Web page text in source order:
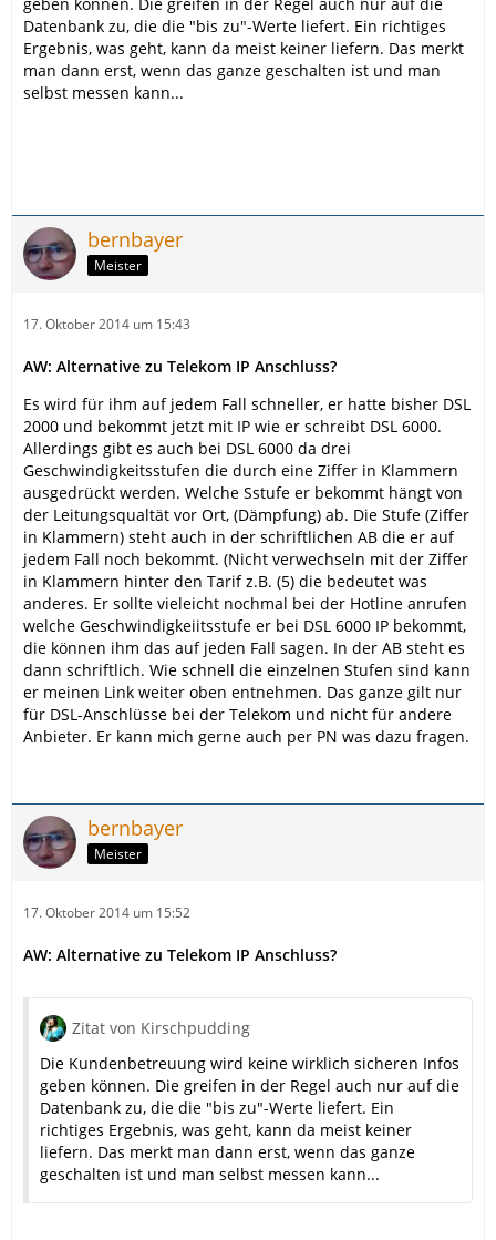
Datenbank zu, die die "bis zu"-Werte liefert. Ein richtiges
Ergebnis, was geht, kann da meist keiner liefern. Das merkt
man dann erst, wenn das ganze geschalten ist und man
selbst messen kann...
bernbayer
Meister
17. Oktober 2014 um 15:43
AW: Alternative zu Telekom IP Anschluss?
Es wird für ihm auf jedem Fall schneller, er hatte bisher DSL
2000 und bekommt jetzt mit IP wie er schreibt DSL 6000.
Allerdings gibt es auch bei DSL 6000 da drei
Geschwindigkeitsstufen die durch eine Ziffer in Klammern
ausgedrückt werden. Welche Sstufe er bekommt hängt von
der Leitungsqualtät vor Ort, (Dämpfung) ab. Die Stufe (Ziffer
in Klammern) steht auch in der schriftlichen AB die er auf
jedem Fall noch bekommt. (Nicht verwechseln mit der Ziffer
in Klammern hinter den Tarif z.B. (5) die bedeutet was
anderes. Er sollte vieleicht nochmal bei der Hotline anrufen
welche Geschwindigkeiitsstufe er bei DSL 6000 IP bekommt,
die können ihm das auf jeden Fall sagen. In der AB steht es
dann schriftlich. Wie schnell die einzelnen Stufen sind kann
er meinen Link weiter oben entnehmen. Das ganze gilt nur
für DSL-Anschlüsse bei der Telekom und nicht für andere
Anbieter. Er kann mich gerne auch per PN was dazu fragen.
bernbayer
Meister
17. Oktober 2014 um 15:52
AW: Alternative zu Telekom IP Anschluss?
Zitat von Kirschpudding
Die Kundenbetreuung wird keine wirklich sicheren Infos
geben können. Die greifen in der Regel auch nur auf die
Datenbank zu, die die "bis zu"-Werte liefert. Ein
richtiges Ergebnis, was geht, kann da meist keiner
liefern. Das merkt man dann erst, wenn das ganze
geschalten ist und man selbst messen kann...